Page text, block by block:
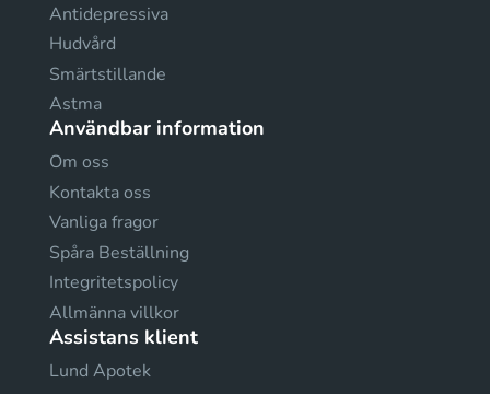
Antidepressiva
Hudvård
Smärtstillande
Astma
Användbar information
Om oss
Kontakta oss
Vanliga fragor
Spåra Beställning
Integritetspolicy
Allmänna villkor
Assistans klient
Lund Apotek